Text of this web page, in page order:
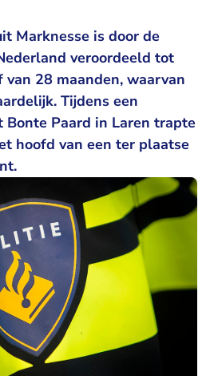
Marknesse is door de
veroordeeld tot
28 maanden, waarvan
Tijdens een
Bonte Paard in Laren trapte
hoofd van een ter plaatse